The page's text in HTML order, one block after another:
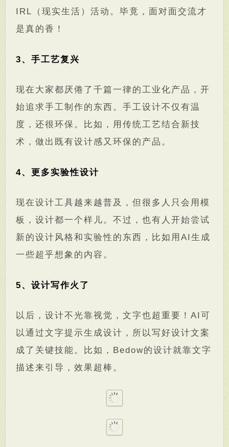
IRL（现实生活）活动。毕竟，面对面交流才
是真的香！
3、手工艺复兴
现在大家都厌倦了千篇一律的工业化产品，开
始追求手工制作的东西。手工设计不仅有温
度，还很环保。比如，用传统工艺结合新技
术，做出既有设计感又环保的产品。
4、更多实验性设计
现在设计工具越来越普及，但很多人只会用模
板，设计都一个样儿。不过，也有人开始尝试
新的设计风格和实验性的东西，比如用AI生成
一些超乎想象的内容。
5、设计写作火了
以后，设计不光靠视觉，文字也超重要！AI可
以通过文字提示生成设计，所以写好设计文案
成了关键技能。比如，Bedow的设计就靠文字
描述来引导，效果超棒。